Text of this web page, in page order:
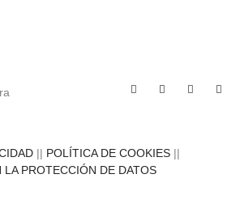
|| POLÍTICA DE COOKIES ||
PROTECCIÓN DE DATOS